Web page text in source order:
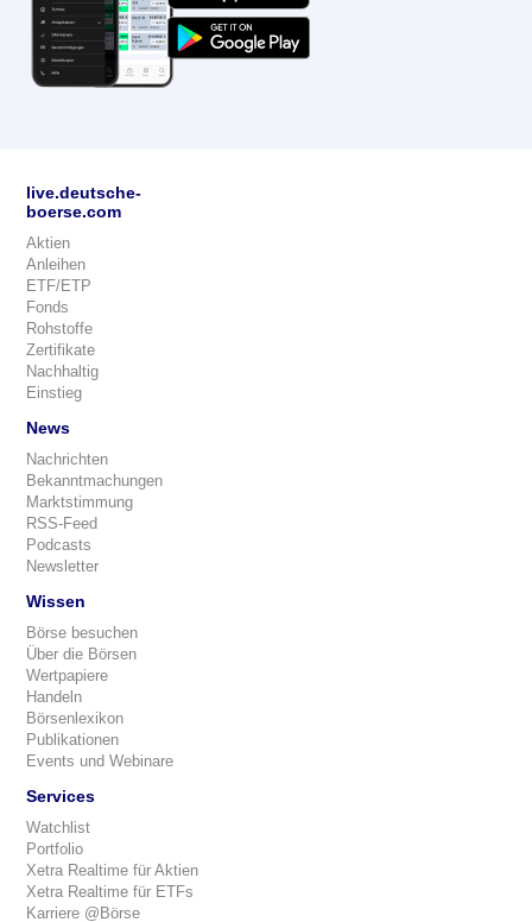
live.deutsche-
boerse.com
Aktien
Anleihen
ETF/ETP
Fonds
Rohstoffe
Zertifikate
Nachhaltig
Einstieg
News
Nachrichten
Bekanntmachungen
Marktstimmung
RSS-Feed
Podcasts
Newsletter
Wissen
Börse besuchen
Über die Börsen
Wertpapiere
Handeln
Börsenlexikon
Publikationen
Events und Webinare
Services
Watchlist
Portfolio
Xetra Realtime für Aktien
Xetra Realtime für ETFs
Karriere @Börse